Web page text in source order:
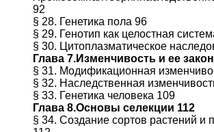
92
§ 28. Генетика пола 96
§ 29. Генотип как целостная
§ 30. Цитоплазматическое
Глава 7.Изменчивость и ее
§ 31. Модификационная
§ 32. Наследственная
§ 33. Генетика человека 109
Глава 8.Основы селекции 112
§ 34. Создание сортов растений и